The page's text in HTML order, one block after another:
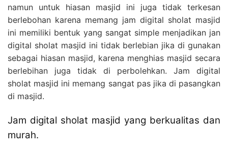
namun untuk hiasan masjid ini juga tidak terkesan
berlebohan karena memang jam digital sholat masjid
ini memiliki bentuk yang sangat simple menjadikan jan
digital sholat masjid ini tidak berlebian jika di gunakan
sebagai hiasan masjid, karena menghias masjid secara
berlebihan juga tidak di perbolehkan. Jam digital
sholat masjid ini memang sangat pas jika di pasangkan
di masjid.
Jam digital sholat masjid yang berkualitas dan
murah.